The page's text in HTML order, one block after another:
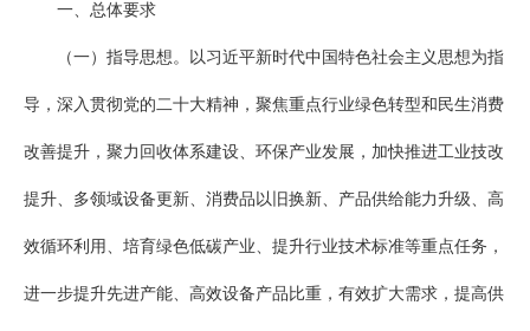
一、总体要求
（一）指导思想。以习近平新时代中国特色社会主义思想为指
导，深入贯彻党的二十大精神，聚焦重点行业绿色转型和民生消费
改善提升，聚力回收体系建设、环保产业发展，加快推进工业技改
提升、多领域设备更新、消费品以旧换新、产品供给能力升级、高
效循环利用、培育绿色低碳产业、提升行业技术标准等重点任务，
进一步提升先进产能、高效设备产品比重，有效扩大需求，提高供